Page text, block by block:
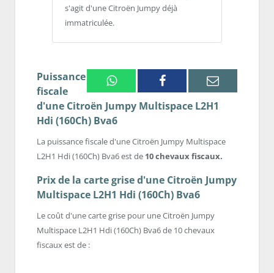
s'agit d'une Citroën Jumpy déjà
immatriculée.
WhatsappFacebook Email
Puissance
fiscale
d'une Citroën Jumpy Multispace L2H1
Hdi (160Ch) Bva6
La puissance fiscale d'une Citroën Jumpy Multispace
L2H1 Hdi (160Ch) Bva6 est de 10 chevaux fiscaux.
Prix de la carte grise d'une Citroën Jumpy
Multispace L2H1 Hdi (160Ch) Bva6
Le coût d'une carte grise pour une Citroën Jumpy
Multispace L2H1 Hdi (160Ch) Bva6 de 10 chevaux
fiscaux est de :